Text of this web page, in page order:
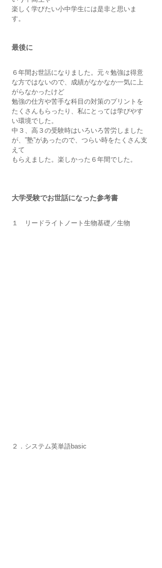
楽しく学びたい小中学生には是非と思いま
す。
最後に
６年間お世話になりました。元々勉強は得意
な方ではないので、成績がなかなか一気に上
がらなかったけど
勉強の仕方や苦手な科目の対策のプリントを
たくさんもらったり、私にとっては学びやす
い環境でした。
中３、高３の受験時はいろいろ苦労しました
が、”塾”があったので、つらい時をたくさん支
えて
もらえました。楽しかった６年間でした。
大学受験でお世話になった参考書
１　リードライトノート生物基礎／生物
２．システム英単語basic